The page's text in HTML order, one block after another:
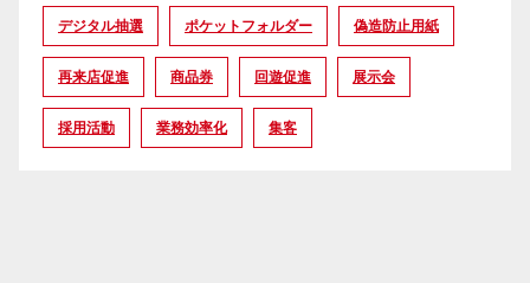
デジタル抽選 ポケットフォルダー 偽造防止用紙
再来店促進 商品券 回遊促進 展示会
採用活動 業務効率化 集客